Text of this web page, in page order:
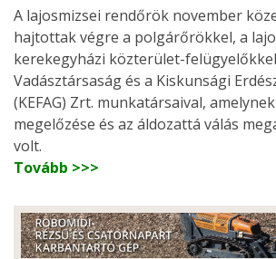
A lajosmizsei rendőrök november
hajtottak végre a polgárőrökkel, a
kerekegyházi közterület-
Vadásztársaság és a Kiskunsági
(KEFAG) Zrt. munkatársaival,
megelőzése és az áldozattá válás
volt.
Tovább >>>